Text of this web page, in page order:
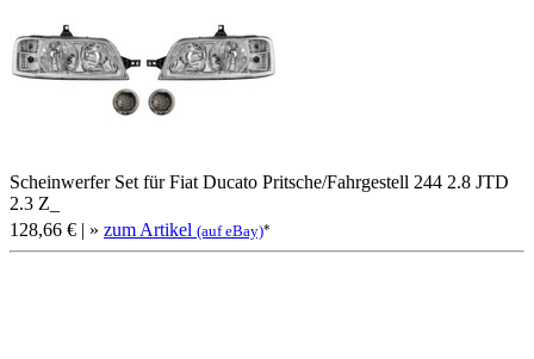
Scheinwerfer Set für Fiat Ducato Pritsche/Fahrgestell 244 2.8 JTD
2.3 Z_
128,66 € | » zum Artikel (auf eBay)*